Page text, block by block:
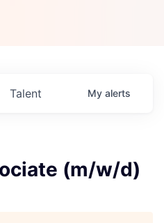
Talent My alerts
(m/w/d)